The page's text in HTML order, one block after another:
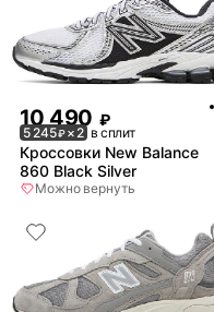
10 490 ₽
5 245₽× 2 в сплит
Кроссовки New Balance
860 Black Silver
Можно вернуть